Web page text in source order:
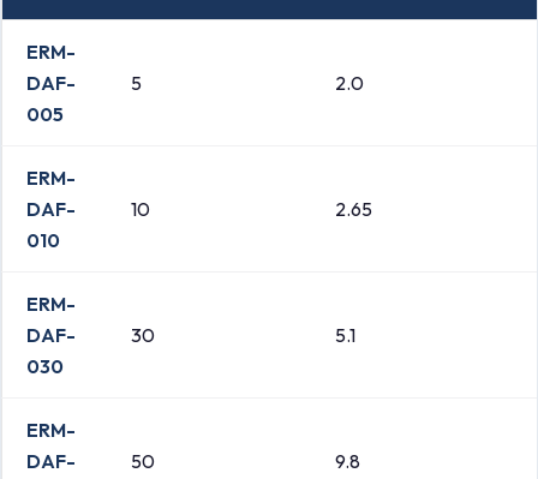
ERM-
DAF-
005
5 2.0
ERM-
DAF-
010
10 2.65
ERM-
DAF-
030
30 5.1
ERM-
DAF-
50 9.8